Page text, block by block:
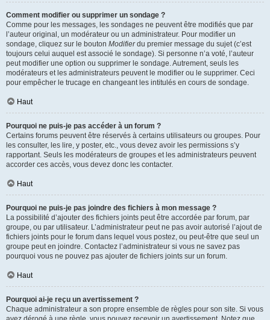
Comment modifier ou supprimer un sondage ?
Comme pour les messages, les sondages ne peuvent être modifiés que par
l’auteur original, un modérateur ou un administrateur. Pour modifier un
sondage, cliquez sur le bouton Modifierdu premier message du sujet (c’est
toujours celui auquel est associé le sondage). Si personne n’a voté, l’auteur
peut modifier une option ou supprimer le sondage. Autrement, seuls les
modérateurs et les administrateurs peuvent le modifier ou le supprimer. Ceci
pour empêcher le trucage en changeant les intitulés en cours de sondage.
Haut
Pourquoi ne puis-je pas accéder à un forum ?
Certains forums peuvent être réservés à certains utilisateurs ou groupes. Pour
les consulter, les lire, y poster, etc., vous devez avoir les permissions s’y
rapportant. Seuls les modérateurs de groupes et les administrateurs peuvent
accorder ces accès, vous devez donc les contacter.
Haut
Pourquoi ne puis-je pas joindre des fichiers à mon message ?
La possibilité d’ajouter des fichiers joints peut être accordée par forum, par
groupe, ou par utilisateur. L’administrateur peut ne pas avoir autorisé l’ajout de
fichiers joints pour le forum dans lequel vous postez, ou peut-être que seul un
groupe peut en joindre. Contactez l’administrateur si vous ne savez pas
pourquoi vous ne pouvez pas ajouter de fichiers joints sur un forum.
Haut
Pourquoi ai-je reçu un avertissement ?
Chaque administrateur a son propre ensemble de règles pour son site. Si vous